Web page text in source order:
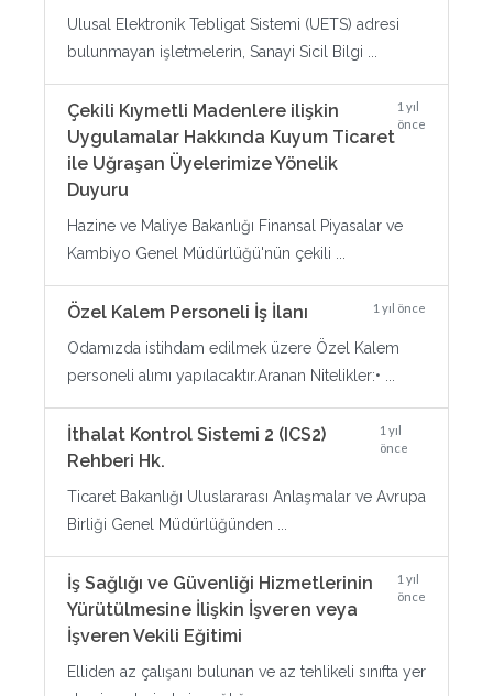
Ulusal Elektronik Tebligat Sistemi (UETS) adresi
bulunmayan işletmelerin, Sanayi Sicil Bilgi ...
Çekili Kıymetli Madenlere ilişkin
Uygulamalar Hakkında Kuyum Ticaret
ile Uğraşan Üyelerimize Yönelik
Duyuru
1 yıl
önce
Hazine ve Maliye Bakanlığı Finansal Piyasalar ve
Kambiyo Genel Müdürlüğü'nün çekili ...
Özel Kalem Personeli İş İlanı 1 yıl önce
Odamızda istihdam edilmek üzere Özel Kalem
personeli alımı yapılacaktır.Aranan Nitelikler:• ...
İthalat Kontrol Sistemi 2 (ICS2)
Rehberi Hk.
1 yıl
önce
Ticaret Bakanlığı Uluslararası Anlaşmalar ve Avrupa
Birliği Genel Müdürlüğünden ...
İş Sağlığı ve Güvenliği Hizmetlerinin
Yürütülmesine İlişkin İşveren veya
İşveren Vekili Eğitimi
1 yıl
önce
Elliden az çalışanı bulunan ve az tehlikeli sınıfta yer